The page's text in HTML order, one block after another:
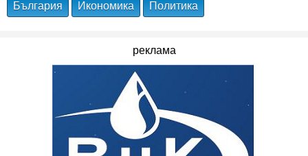
България Икономика Политика
реклама